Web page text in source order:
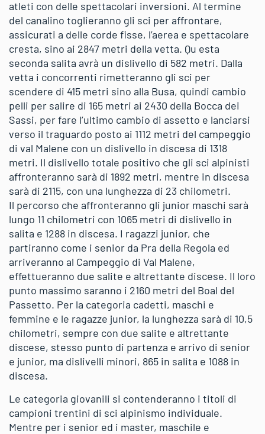
atleti con delle spettacolari inversioni. Al termine
del canalino toglieranno gli sci per affrontare,
assicurati a delle corde fisse, l’aerea e spettacolare
cresta, sino ai 2847 metri della vetta. Qu esta
seconda salita avrà un dislivello di 582 metri. Dalla
vetta i concorrenti rimetteranno gli sci per
scendere di 415 metri sino alla Busa, quindi cambio
pelli per salire di 165 metri ai 2430 della Bocca dei
Sassi, per fare l’ultimo cambio di assetto e lanciarsi
verso il traguardo posto ai 1112 metri del campeggio
di val Malene con un dislivello in discesa di 1318
metri. Il dislivello totale positivo che gli sci alpinisti
affronteranno sarà di 1892 metri, mentre in discesa
sarà di 2115, con una lunghezza di 23 chilometri.
Il percorso che affronteranno gli junior maschi sarà
lungo 11 chilometri con 1065 metri di dislivello in
salita e 1288 in discesa. I ragazzi junior, che
partiranno come i senior da Pra della Regola ed
arriveranno al Campeggio di Val Malene,
effettueranno due salite e altrettante discese. Il loro
punto massimo saranno i 2160 metri del Boal del
Passetto. Per la categoria cadetti, maschi e
femmine e le ragazze junior, la lunghezza sarà di 10,5
chilometri, sempre con due salite e altrettante
discese, stesso punto di partenza e arrivo di senior
e junior, ma dislivelli minori, 865 in salita e 1088 in
discesa.
Le categoria giovanili si contenderanno i titoli di
campioni trentini di sci alpinismo individuale.
Mentre per i senior ed i master, maschile e